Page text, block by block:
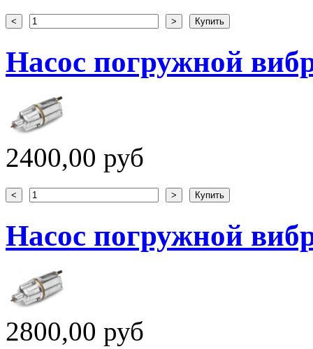
Насос погружной
2400,00 руб
Насос погружной
2800,00 руб